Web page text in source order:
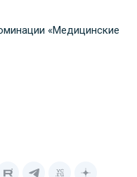
«Медицинские